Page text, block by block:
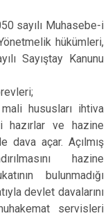
sayılı Muhasebe-i
hükümleri,
Sayıştay Kanunu
hususları ihtiva
hazırlar ve hazine
dava açar. Açılmış
hazine
bulunmadığı
devlet davalarını
servisleri